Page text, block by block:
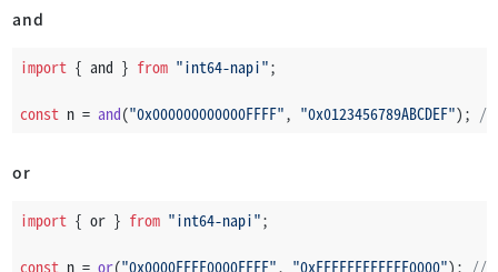
and
import { and } from "int64-napi";
const n = and("0x000000000000FFFF", "0x0123456789ABCDEF"); //
or
import { or } from "int64-napi";
const n = or("0x0000FFFF0000FFFF", "0xFFFFFFFFFFFF0000"); //